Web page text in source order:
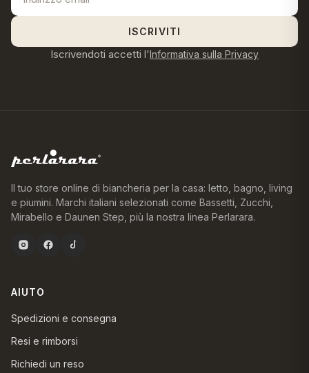
ISCRIVITI
Iscrivendoti accetti l'Informativa sulla Privacy
Il tuo store online di biancheria per la casa: letto, bagno, living
e piumini. Marchi italiani selezionati come Bassetti, Zucchi,
Mirabello e Daunen Step, più la nostra linea Perlarara.
AIUTO
Spedizioni e consegna
Resi e rimborsi
Richiedi un reso